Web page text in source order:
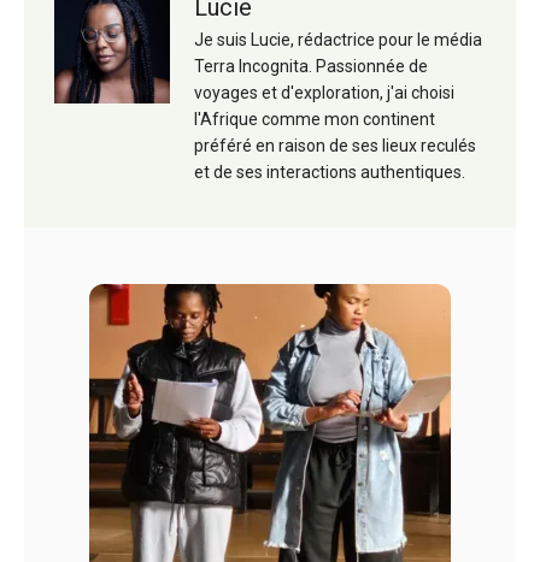
Lucie
Je suis Lucie, rédactrice pour le média
Terra Incognita. Passionnée de
voyages et d'exploration, j'ai choisi
l'Afrique comme mon continent
préféré en raison de ses lieux reculés
et de ses interactions authentiques.